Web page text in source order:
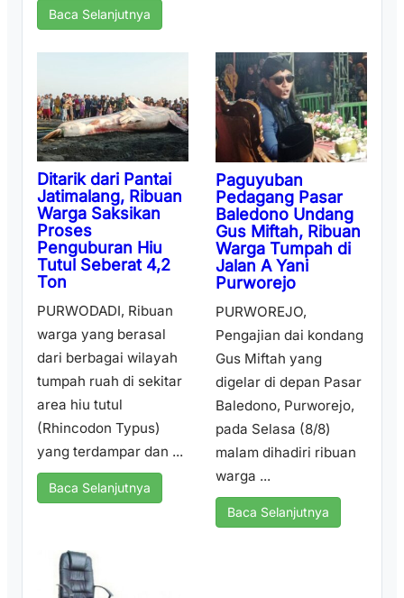
Baca Selanjutnya
Ditarik dari Pantai
Jatimalang, Ribuan
Warga Saksikan
Proses
Penguburan Hiu
Tutul Seberat 4,2
Ton
PURWODADI, Ribuan
warga yang berasal
dari berbagai wilayah
tumpah ruah di sekitar
area hiu tutul
(Rhincodon Typus)
yang terdampar dan ...
Baca Selanjutnya
Paguyuban
Pedagang Pasar
Baledono Undang
Gus Miftah, Ribuan
Warga Tumpah di
Jalan A Yani
Purworejo
PURWOREJO,
Pengajian dai kondang
Gus Miftah yang
digelar di depan Pasar
Baledono, Purworejo,
pada Selasa (8/8)
malam dihadiri ribuan
warga ...
Baca Selanjutnya